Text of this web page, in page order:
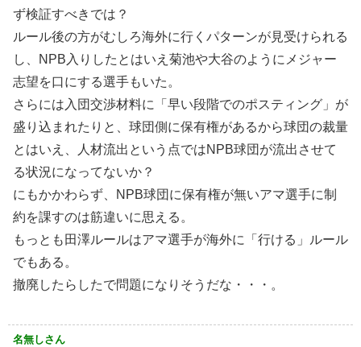
ず検証すべきでは？
ルール後の方がむしろ海外に行くパターンが見受けられる
し、NPB入りしたとはいえ菊池や大谷のようにメジャー
志望を口にする選手もいた。
さらには入団交渉材料に「早い段階でのポスティング」が
盛り込まれたりと、球団側に保有権があるから球団の裁量
とはいえ、人材流出という点ではNPB球団が流出させて
る状況になってないか？
にもかかわらず、NPB球団に保有権が無いアマ選手に制
約を課すのは筋違いに思える。
もっとも田澤ルールはアマ選手が海外に「行ける」ルール
でもある。
撤廃したらしたで問題になりそうだな・・・。
名無しさん